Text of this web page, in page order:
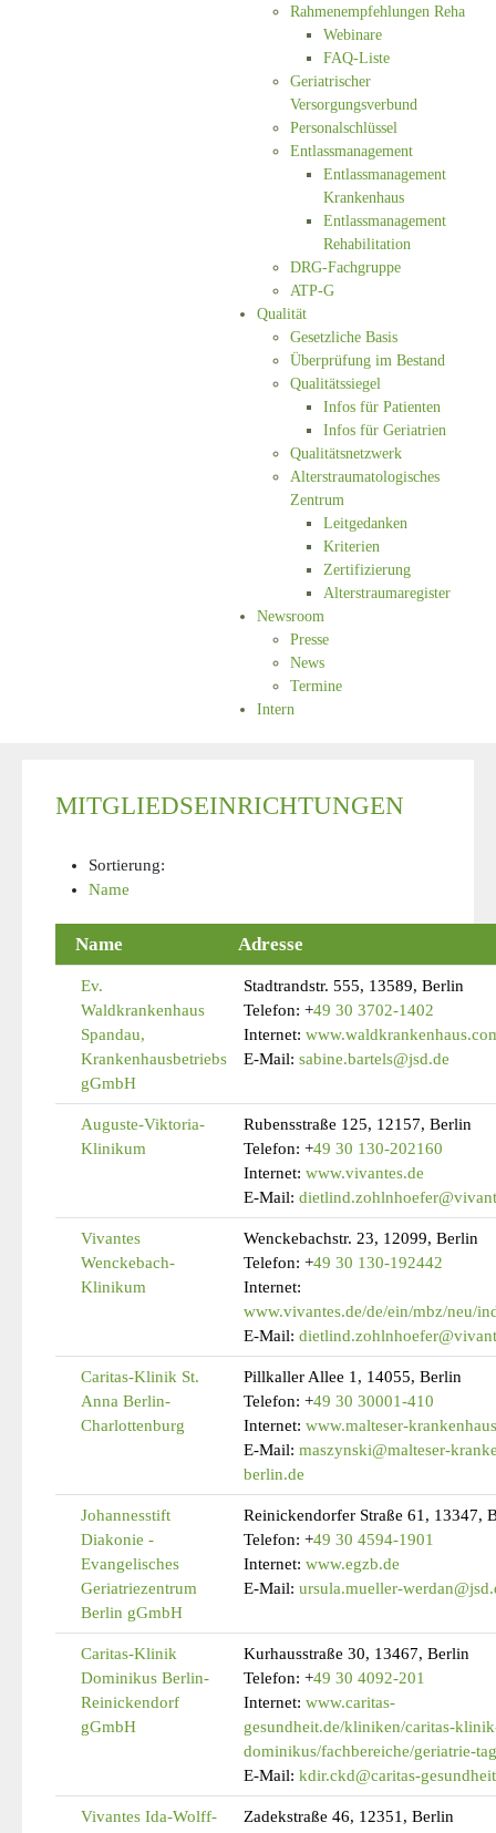
Rahmenempfehlungen Reha
Webinare
FAQ-Liste
Geriatrischer
Versorgungsverbund
Personalschlüssel
Entlassmanagement
Entlassmanagement
Krankenhaus
Entlassmanagement
Rehabilitation
DRG-Fachgruppe
ATP-G
Qualität
Gesetzliche Basis
Überprüfung im Bestand
Qualitätssiegel
Infos für Patienten
Infos für Geriatrien
Qualitätsnetzwerk
Alterstraumatologisches
Zentrum
Leitgedanken
Kriterien
Zertifizierung
Alterstraumaregister
Newsroom
Presse
News
Termine
Intern
MITGLIEDSEINRICHTUNGEN
Sortierung:
Name
Name Adresse
Ev.
Waldkrankenhaus
Spandau,
Krankenhausbetriebs
gGmbH
Stadtrandstr. 555, 13589, Berlin
Telefon: +49 30 3702-1402
Internet:
E-Mail: sabine.bartels@jsd.de
Auguste-Viktoria-
Klinikum
Rubensstraße 125, 12157, Berlin
Telefon: +49 30 130-202160
Internet: www.vivantes.de
E-Mail:
Vivantes
Wenckebach-
Klinikum
Wenckebachstr. 23, 12099, Berlin
Telefon: +49 30 130-192442
Internet:
www.vivantes.de/de/ein/mbz/neu/
E-Mail:
Caritas-Klinik St.
Anna Berlin-
Charlottenburg
Pillkaller Allee 1, 14055, Berlin
Telefon: +49 30 30001-410
Internet: www.malteser-
E-Mail: maszynski@malteser-
berlin.de
Johannesstift
Diakonie -
Evangelisches
Geriatriezentrum
Berlin gGmbH
Reinickendorfer Straße 61, 13347,
Telefon: +49 30 4594-1901
Internet: www.egzb.de
E-Mail: ursula.mueller-
Caritas-Klinik
Dominikus Berlin-
Reinickendorf
gGmbH
Kurhausstraße 30, 13467, Berlin
Telefon: +49 30 4092-201
Internet: www.caritas-
gesundheit.de/kliniken/caritas-
dominikus/fachbereiche/geriatrie-
E-Mail: kdir.ckd@caritas-
Vivantes Ida-Wolff-
Zadekstraße 46, 12351, Berlin